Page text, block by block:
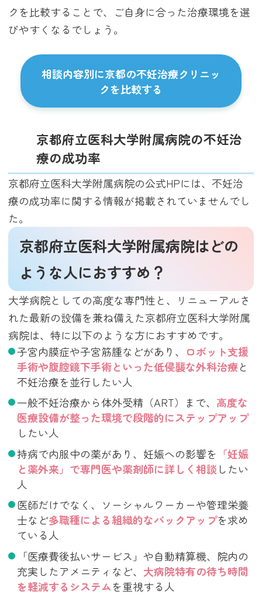
クを比較することで、ご自身に合った治療環境を選
びやすくなるでしょう。
相談内容別に京都の不妊治療クリニッ
クを比較する
京都府立医科大学附属病院の不妊治
療の成功率
京都府立医科大学附属病院の公式HPには、不妊治
療の成功率に関する情報が掲載されていませんでし
た。
京都府立医科大学附属病院はどの
ような人におすすめ？
大学病院としての高度な専門性と、リニューアルさ
れた最新の設備を兼ね備えた京都府立医科大学附属
病院は、特に以下のような方におすすめです。
子宮内膜症や子宮筋腫などがあり、
ロボット支援
手術や腹腔鏡下手術といった低侵襲な外科治療と
不妊治療を並行したい人
一般不妊治療から体外受精（ART）まで、 高度な
医療設備が整った環境で段階的にステップアップ
したい人
持病で内服中の薬があり、妊娠への影響を 「妊娠
と薬外来」で専門医や薬剤師に詳しく相談 したい
人
医師だけでなく、ソーシャルワーカーや管理栄養
士など多職種による組織的なバックアップを求め
ている人
「医療費後払いサービス」や自動精算機、院内の
充実したアメニティなど、 大病院特有の待ち時間
を軽減するシステムを重視する人